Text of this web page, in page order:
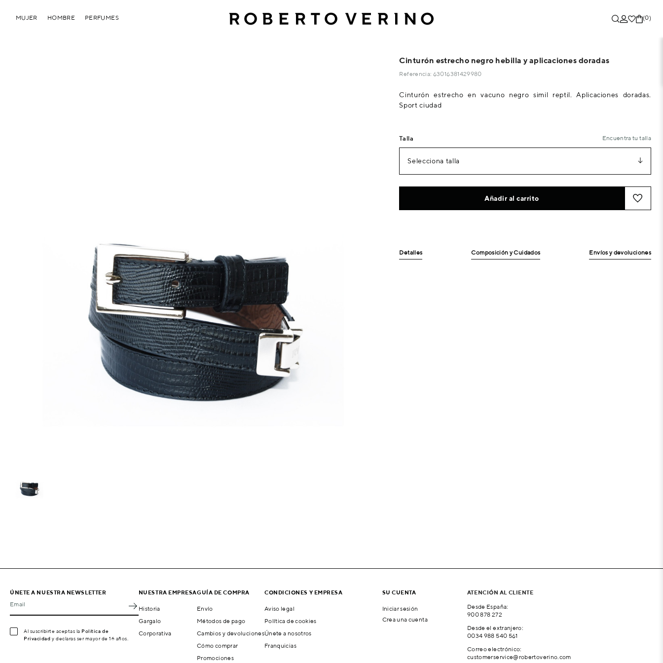
(0)
MUJER HOMBRE PERFUMES
Cinturón estrecho negro hebilla y aplicaciones doradas
Referencia: 63016381429980
Cinturón estrecho en vacuno negro simil reptil. Aplicaciones doradas.
Sport ciudad
Talla Encuentra tu talla
Selecciona talla
Añadir al carrito
Detalles Composición y Cuidados Envíos y devoluciones
ÚNETE A NUESTRA NEWSLETTER
Email
Al suscribirte aceptas la Política de
Privacidad y declaras ser mayor de 16 años.
NUESTRA EMPRESA
Historia
Gargalo
Corporativa
GUÍA DE COMPRA
Envío
Métodos de pago
Cambios y devoluciones
Cómo comprar
Promociones
CONDICIONES Y EMPRESA
Aviso legal
Política de cookies
Únete a nosotros
Franquicias
SU CUENTA
Iniciar sesión
Crea una cuenta
ATENCIÓN AL CLIENTE
Desde España:
900 878 272
Desde el extranjero:
0034 988 540 561
Correo electrónico:
customerservice@robertoverino.com